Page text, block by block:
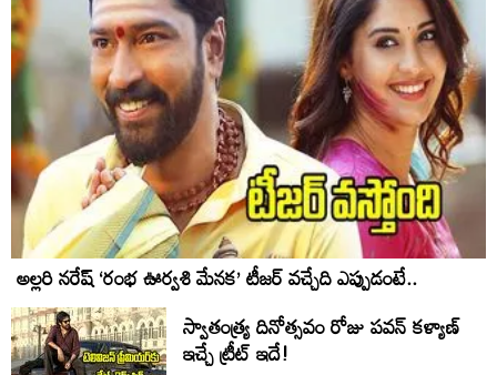
అల్లరి నరేష్ ‘రంభ ఊర్వశి మేనక’ టీజర్ వచ్చేది ఎప్పుడంటే..
స్వాతంత్య్ర దినోత్సవం రోజు పవన్ కళ్యాణ్
ఇచ్చే ట్రీట్ ఇదే!